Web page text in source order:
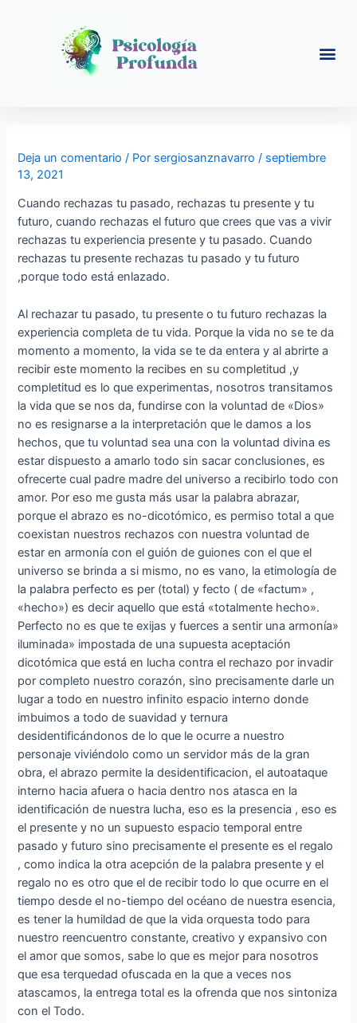
Deja un comentario / Por sergiosanznavarro/ septiembre
13, 2021
Cuando rechazas tu pasado, rechazas tu presente y tu
futuro, cuando rechazas el futuro que crees que vas a vivir
rechazas tu experiencia presente y tu pasado. Cuando
rechazas tu presente rechazas tu pasado y tu futuro
,porque todo está enlazado.
Al rechazar tu pasado, tu presente o tu futuro rechazas la
experiencia completa de tu vida. Porque la vida no se te da
momento a momento, la vida se te da entera y al abrirte a
recibir este momento la recibes en su completitud ,y
completitud es lo que experimentas, nosotros transitamos
la vida que se nos da, fundirse con la voluntad de «Dios»
no es resignarse a la interpretación que le damos a los
hechos, que tu voluntad sea una con la voluntad divina es
estar dispuesto a amarlo todo sin sacar conclusiones, es
ofrecerte cual padre madre del universo a recibirlo todo con
amor. Por eso me gusta más usar la palabra abrazar,
porque el abrazo es no-dicotómico, es permiso total a que
coexistan nuestros rechazos con nuestra voluntad de
estar en armonía con el guión de guiones con el que el
universo se brinda a si mismo, no es vano, la etimología de
la palabra perfecto es per (total) y fecto ( de «factum» ,
«hecho») es decir aquello que está «totalmente hecho».
Perfecto no es que te exijas y fuerces a sentir una armonía»
iluminada» impostada de una supuesta aceptación
dicotómica que está en lucha contra el rechazo por invadir
por completo nuestro corazón, sino precisamente darle un
lugar a todo en nuestro infinito espacio interno donde
imbuimos a todo de suavidad y ternura
desidentificándonos de lo que le ocurre a nuestro
personaje viviéndolo como un servidor más de la gran
obra, el abrazo permite la desidentificacion, el autoataque
interno hacia afuera o hacia dentro nos atasca en la
identificación de nuestra lucha, eso es la presencia , eso es
el presente y no un supuesto espacio temporal entre
pasado y futuro sino precisamente el presente es el regalo
, como indica la otra acepción de la palabra presente y el
regalo no es otro que el de recibir todo lo que ocurre en el
tiempo desde el no-tiempo del océano de nuestra esencia,
es tener la humildad de que la vida orquesta todo para
nuestro reencuentro constante, creativo y expansivo con
el amor que somos, sabe lo que es mejor para nosotros
que esa terquedad ofuscada en la que a veces nos
atascamos, la entrega total es la ofrenda que nos sintoniza
con el Todo.
entradas